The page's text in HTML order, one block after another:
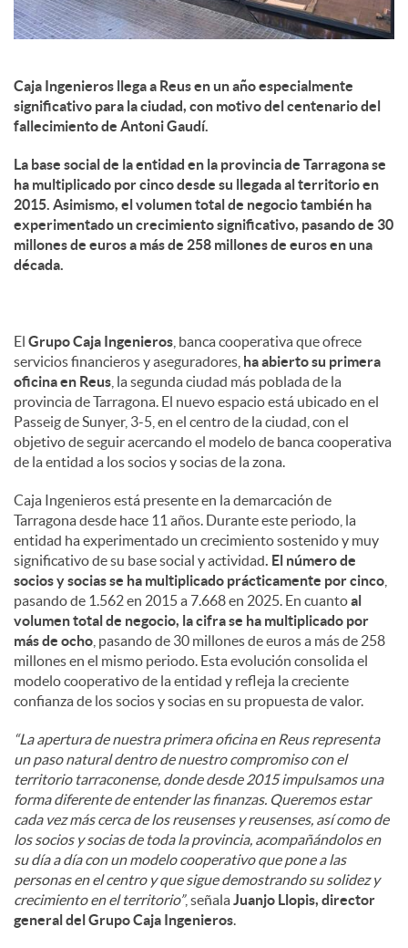
Caja Ingenieros llega a Reus en un año especialmente
significativo para la ciudad, con motivo del centenario del
fallecimiento de Antoni Gaudí.
La base social de la entidad en la provincia de Tarragona se
ha multiplicado por cinco desde su llegada al territorio en
2015. Asimismo, el volumen total de negocio también ha
experimentado un crecimiento significativo, pasando de 30
millones de euros a más de 258 millones de euros en una
década.
El Grupo Caja Ingenieros , banca cooperativa que ofrece
servicios financieros y aseguradores, ha abierto su primera
oficina en Reus , la segunda ciudad más poblada de la
provincia de Tarragona. El nuevo espacio está ubicado en el
Passeig de Sunyer, 3-5, en el centro de la ciudad, con el
objetivo de seguir acercando el modelo de banca cooperativa
de la entidad a los socios y socias de la zona.
Caja Ingenieros está presente en la demarcación de
Tarragona desde hace 11 años. Durante este periodo, la
entidad ha experimentado un crecimiento sostenido y muy
significativo de su base social y actividad. El número de
socios y socias se ha multiplicado prácticamente por cinco
pasando de 1.562 en 2015 a 7.668 en 2025. En cuantoal
volumen total de negocio, la cifra se ha multiplicado por
más de ocho , pasando de 30 millones de euros a más de 258
millones en el mismo periodo. Esta evolución consolida el
modelo cooperativo de la entidad y refleja la creciente
confianza de los socios y socias en su propuesta de valor.
“La apertura de nuestra primera oficina en Reus representa
un paso natural dentro de nuestro compromiso con el
territorio tarraconense, donde desde 2015 impulsamos una
forma diferente de entender las finanzas. Queremos estar
cada vez más cerca de los reusenses y reusenses, así como de
los socios y socias de toda la provincia, acompañándolos en
su día a día con un modelo cooperativo que pone a las
personas en el centro y que sigue demostrando su solidez y
crecimiento en el territorio”, señalaJuanjo Llopis, director
general del Grupo Caja Ingenieros.